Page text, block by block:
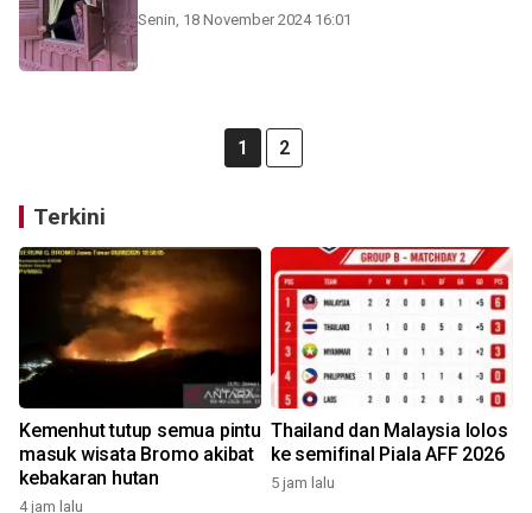
Senin, 18 November 2024 16:01
1 2
Terkini
Kemenhut tutup semua pintu
masuk wisata Bromo akibat
kebakaran hutan
4 jam lalu
Thailand dan Malaysia lolos
ke semifinal Piala AFF 2026
5 jam lalu